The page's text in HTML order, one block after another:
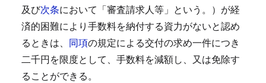
及び次条において「審査請求人等」という。）が経
済的困難により手数料を納付する資力がないと認め
るときは、 同項の規定による交付の求め一件につき
二千円を限度として、手数料を減額し、又は免除す
ることができる。